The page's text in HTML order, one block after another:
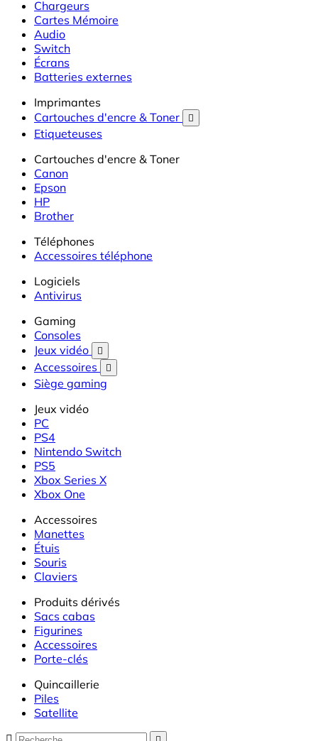
Chargeurs
Cartes Mémoire
Audio
Switch
Écrans
Batteries externes
Imprimantes
Cartouches d'encre & Toner

Etiqueteuses
Cartouches d'encre & Toner
Canon
Epson
HP
Brother
Téléphones
Accessoires téléphone
Logiciels
Antivirus
Gaming
Consoles
Jeux vidéo

Accessoires 
Siège gaming
Jeux vidéo
PC
PS4
Nintendo Switch
PS5
Xbox Series X
Xbox One
Accessoires
Manettes
Étuis
Souris
Claviers
Produits dérivés
Sacs cabas
Figurines
Accessoires
Porte-clés
Quincaillerie
Piles
Satellite